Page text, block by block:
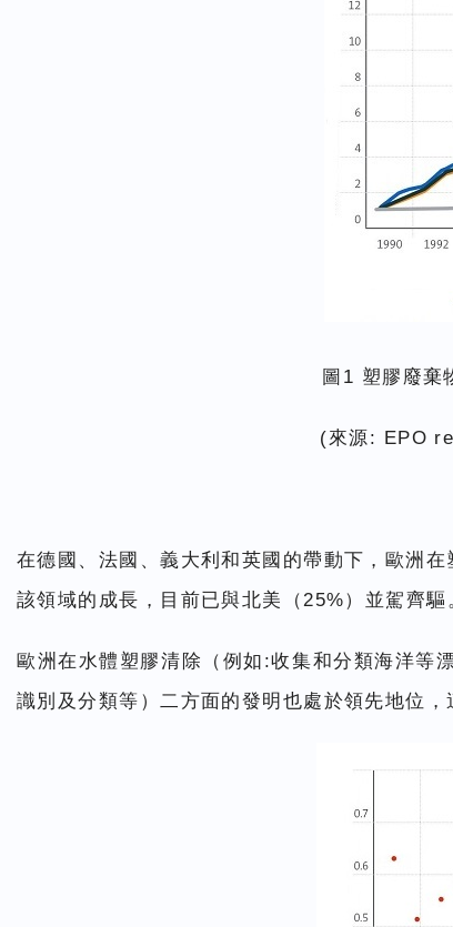
圖1 塑膠廢棄
(來源: EPO
在德國、法國、義大利和英國的帶動下，歐洲
該領域的成長，目前已與北美（25%）並駕齊驅
歐洲在水體塑膠清除（例如:收集和分類海洋等
識別及分類等）二方面的發明也處於領先地位